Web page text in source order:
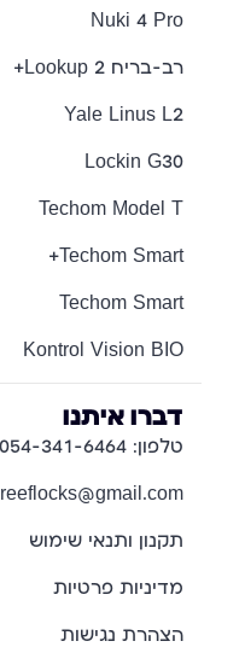
Nuki 4 Pro
רב-בריח Lookup 2+
Yale Linus L2
Lockin G30
Techom Model T
Techom Smart+
Techom Smart
Kontrol Vision BIO
דברו איתנו
טלפון: 054-341-6464
reeflocks@gmail.com
תקנון ותנאי שימוש
מדיניות פרטיות
הצהרת נגישות